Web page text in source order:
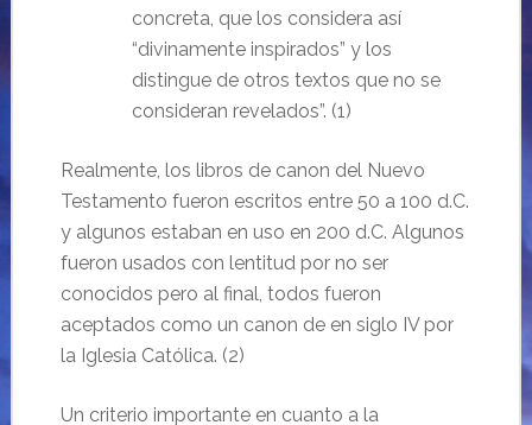
concreta, que los considera así
“divinamente inspirados” y los
distingue de otros textos que no se
consideran revelados”. (1)
Realmente, los libros de canon del Nuevo
Testamento fueron escritos entre 50 a 100 d.C.
y algunos estaban en uso en 200 d.C. Algunos
fueron usados con lentitud por no ser
conocidos pero al final, todos fueron
aceptados como un canon de en siglo IV por
la Iglesia Católica. (2)
Un criterio importante en cuanto a la